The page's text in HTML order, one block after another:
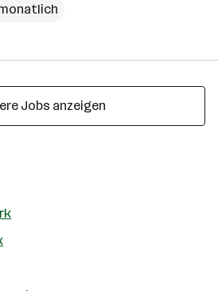
monatlich
Jobs anzeigen